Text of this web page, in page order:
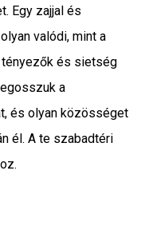
Egy zajjal és
valódi, mint a
tényezők és sietség
a
és olyan közösséget
él. A te szabadtéri